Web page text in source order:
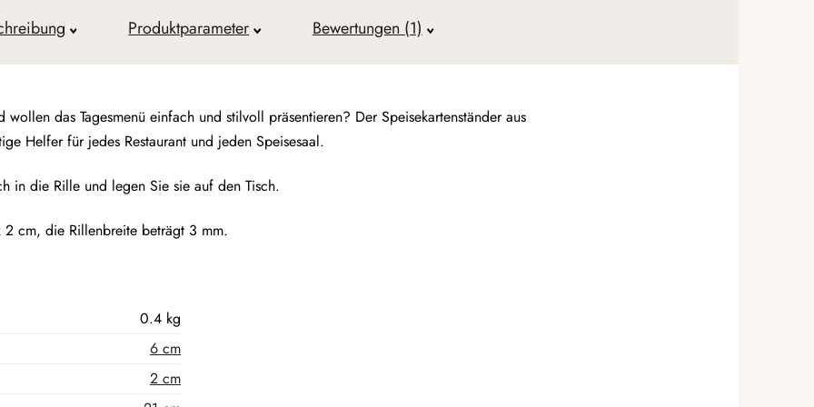
Produktparameter Bewertungen (1)
das Tagesmenü einfach und stilvoll präsentieren? Der Speisekartenständer aus
Helfer für jedes Restaurant und jeden Speisesaal.
in die Rille und legen Sie sie auf den Tisch.
cm, die Rillenbreite beträgt 3 mm.
0.4 kg
6 cm
2 cm